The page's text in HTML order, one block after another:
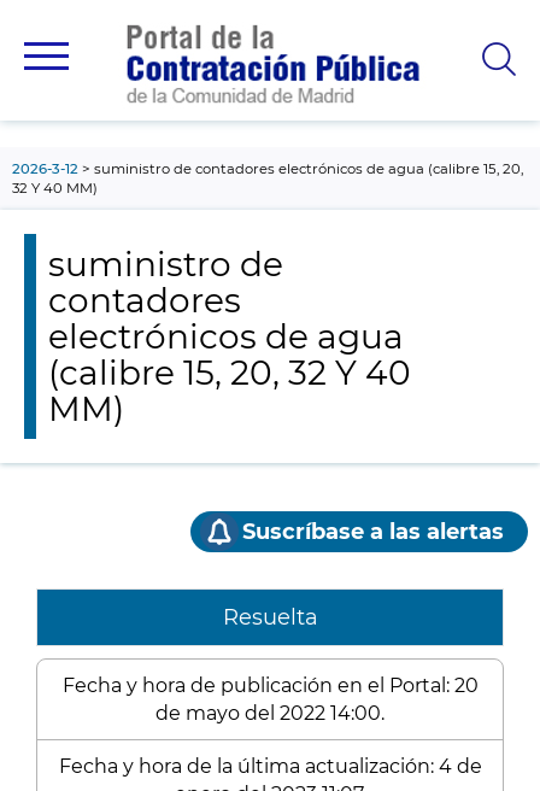
principal
2026-3-12
suministro de contadores electrónicos de agua (calibre 15, 20,
32 Y 40 MM)
suministro de
contadores
electrónicos de agua
(calibre 15, 20, 32 Y 40
MM)
Suscríbase a las alertas
Resuelta
Fecha y hora de publicación en el Portal: 20
de mayo del 2022 14:00.
Fecha y hora de la última actualización: 4 de